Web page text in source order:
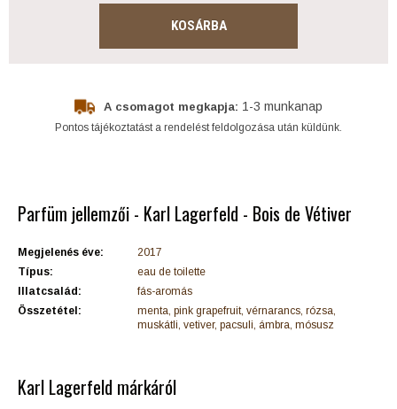
KOSÁRBA
A csomagot megkapja: 1-3 munkanap
Pontos tájékoztatást a rendelést feldolgozása után küldünk.
Parfüm jellemzői - Karl Lagerfeld - Bois de Vétiver
Megjelenés éve:
2017
Típus:
eau de toilette
Illatcsalád:
fás-aromás
Összetétel:
menta, pink grapefruit, vérnarancs, rózsa,
muskátli, vetiver, pacsuli, ámbra, mósusz
Karl Lagerfeld márkáról